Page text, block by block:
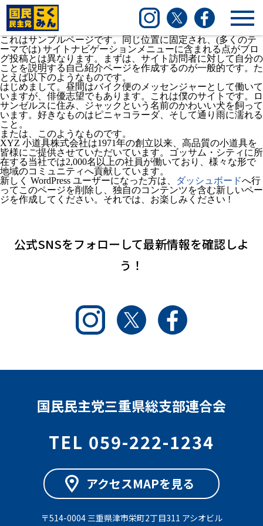
国民民主党三重県連 InstagramTwitter Facebook
これはサンプルページです。同じ位置に固定され、(多くのテ
ーマでは) サイトナビゲーションメニューに含まれる点がブロ
グ投稿とは異なります。まずは、サイト訪問者に対して自分の
ことを説明する自己紹介ページを作成するのが一般的です。た
とえば以下のようなものです。
はじめまして。昼間はバイク便のメッセンジャーとして働いて
いますが、俳優志望でもあります。これは僕のサイトです。ロ
サンゼルスに住み、ジャックという名前のかわいい犬を飼って
います。好きなものはピニャコラーダ、そして通り雨に濡れる
こと。
または、このようなものです。
XYZ 小道具株式会社は1971年の創立以来、高品質の小道具を
皆様にご提供させていただいています。ゴッサム・シティに所
在する当社では2,000名以上の社員が働いており、様々な形で
地域のコミュニティへ貢献しています。
新しく WordPress ユーザーになった方は、
ダッシュボードへ行
ってこのページを削除し、独自のコンテンツを含む新しいペー
ジを作成してください。それでは、お楽しみください !
公式SNSをフォローして最新情報を確認しよ
う！
Instagram Twitter
国民民主党三重県総支部連合会
TEL 059-222-1234
アクセスMAPを見る
〒514-0004 三重県津市栄町2丁目311 アシオビル